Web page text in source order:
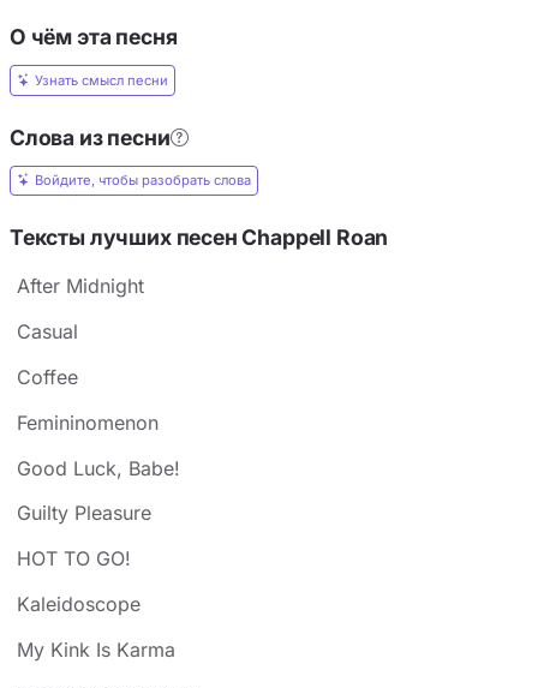
О чём эта песня
Узнать смысл песни
Слова из песни
Войдите, чтобы разобрать слова
Тексты лучших песен Chappell Roan
After Midnight
Casual
Coffee
Femininomenon
Good Luck, Babe!
Guilty Pleasure
HOT TO GO!
Kaleidoscope
My Kink Is Karma